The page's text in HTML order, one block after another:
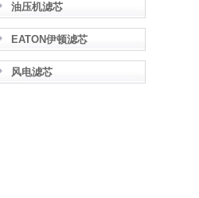
油压机滤芯
EATON伊顿滤芯
风电滤芯